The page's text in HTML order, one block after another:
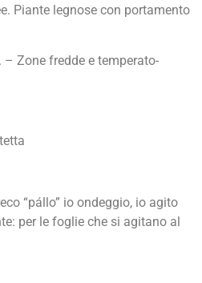
Piante legnose con portamento
. – Zone fredde e temperato-
“pállo” io ondeggio, io agito
per le foglie che si agitano al